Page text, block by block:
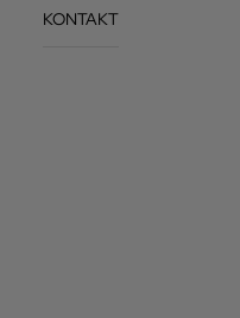
KONTAKT